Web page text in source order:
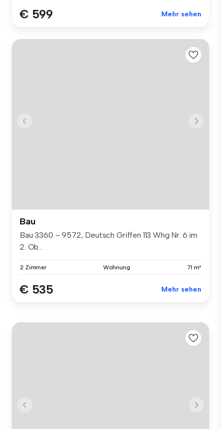
€ 599 Mehr sehen
Bau
Bau 3360 – 9572, Deutsch Griffen 113 Whg Nr. 6 im
2. Ob...
2 Zimmer Wohnung 71 m²
€ 535 Mehr sehen